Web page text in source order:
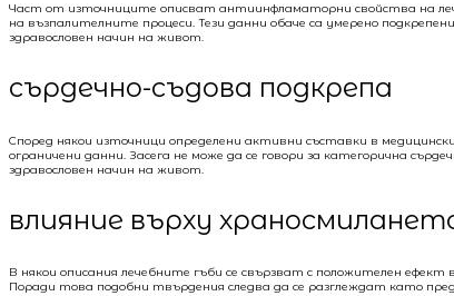
Част от източниците описват антиинфламаторни свойства на
на възпалителните процеси. Тези данни обаче са умерено
здравословен начин на живот.
сърдечно-съдова подкрепа
Според някои източници определени активни съставки в
ограничени данни. Засега не може да се говори за категорична
здравословен начин на живот.
влияние върху
В някои описания лечебните гъби се свързват с положителен
Поради това подобни твърдения следва да се разглеждат като